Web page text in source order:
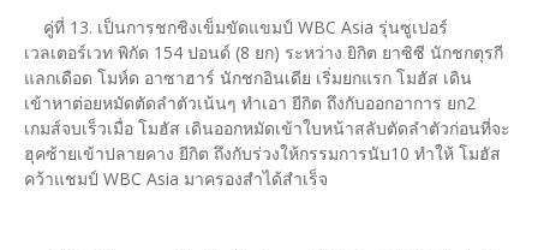
คู่ที่ 13. เป็นการชกชิงเข็มขัดแขมป์ WBC Asia รุ่นซูเปอร์
เวลเตอร์เวท พิกัด 154 ปอนด์ (8 ยก) ระหว่าง ยิกิต ยาซิซี นักชกตุรกี
แลกเดือด โมห์ด อาซาฮาร์ นักชกอินเดีย เริ่มยกแรก โมฮัส เดิน
เข้าหาต่อยหมัดตัดลำตัวเน้นๆ ทำเอา ยีกิต ถึงกับออกอาการ ยก2
เกมส์จบเร็วเมื่อ โมฮัส เดินออกหมัดเข้าใบหน้าสลับตัดลำตัวก่อนที่จะ
ฮุคซ้ายเข้าปลายคาง ยีกิต ถึงกับร่วงให้กรรมการนับ10 ทำให้ โมฮัส
คว้าแชมป์ WBC Asia มาครองสำได้สำเร็จ